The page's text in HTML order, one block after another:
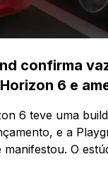
confirma
6 e
6 teve uma
e a
manifestou. O